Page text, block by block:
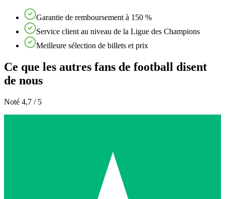
Garantie de remboursement à 150 %
Service client au niveau de la Ligue des Champions
Meilleure sélection de billets et prix
Ce que les autres fans de football disent
de nous
Noté 4,7 / 5